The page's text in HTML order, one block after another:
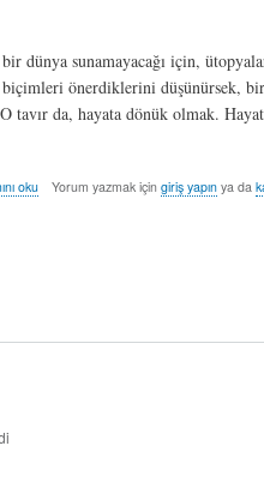
dünya sunamayacağı için,
önerdiklerini düşünürsek, bir
tavır da, hayata dönük olmak.
oku Yorum yazmak içingiriş yapın ya da